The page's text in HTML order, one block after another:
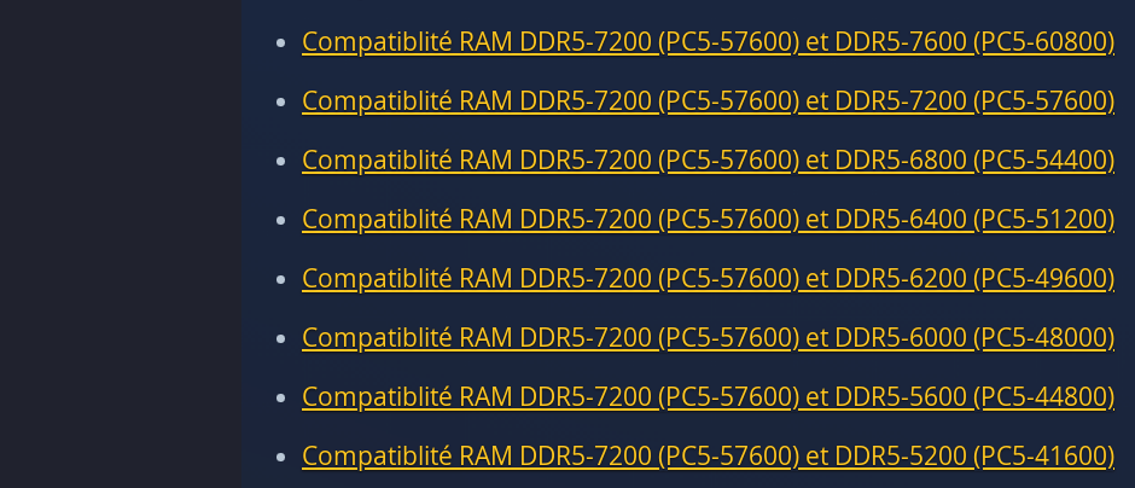
Compatiblité RAM DDR5-7200 (PC5-57600) et DDR5-7600 (PC5-60800)
Compatiblité RAM DDR5-7200 (PC5-57600) et DDR5-7200 (PC5-57600)
Compatiblité RAM DDR5-7200 (PC5-57600) et DDR5-6800 (PC5-54400)
Compatiblité RAM DDR5-7200 (PC5-57600) et DDR5-6400 (PC5-51200)
Compatiblité RAM DDR5-7200 (PC5-57600) et DDR5-6200 (PC5-49600)
Compatiblité RAM DDR5-7200 (PC5-57600) et DDR5-6000 (PC5-48000)
Compatiblité RAM DDR5-7200 (PC5-57600) et DDR5-5600 (PC5-44800)
Compatiblité RAM DDR5-7200 (PC5-57600) et DDR5-5200 (PC5-41600)